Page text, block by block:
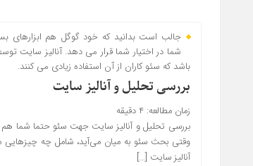
جالب است بدانید که خود گوگل هم
شما در اختیار شما قرار می دهد. آنالیز سایت
باشد که سئو کاران از آن استفاده زیادی می کنند.
بررسی تحلیل و آنالیز سایت
زمان مطالعه:۴ دقیقه
بررسی تحلیل و آنالیز سایت جهت سئو حتما شما
وقتی بحث سئو به میان می‌آید، شامل چه
آنالیز سایت […]